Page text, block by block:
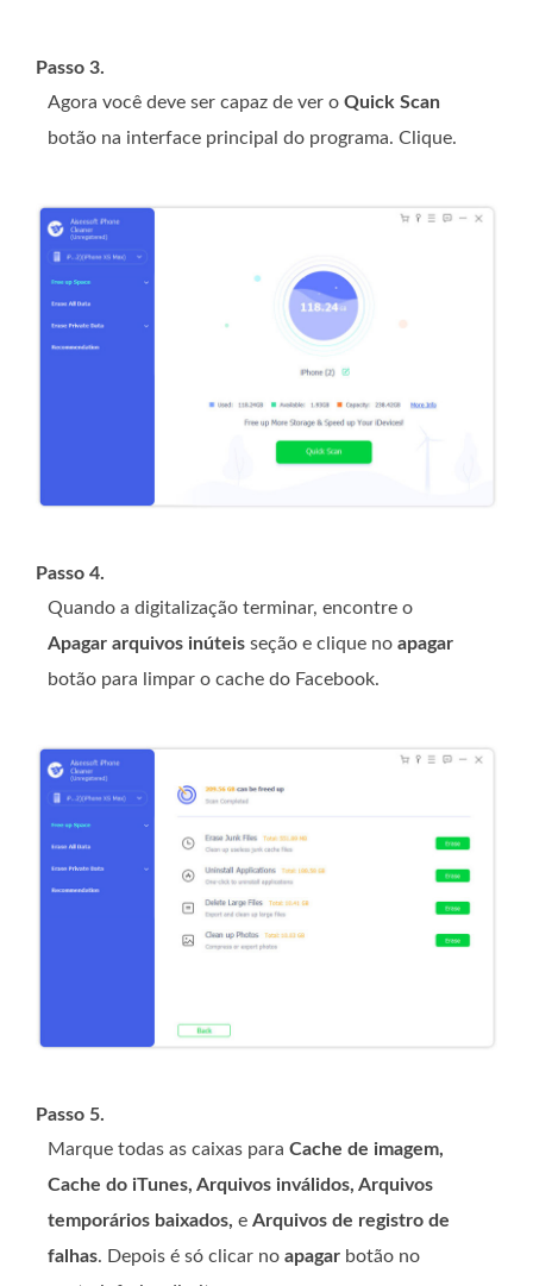
Passo 3.
Agora você deve ser capaz de ver o Quick Scan
botão na interface principal do programa. Clique.
Passo 4.
Quando a digitalização terminar, encontre o
Apagar arquivos inúteis seção e clique no apagar
botão para limpar o cache do Facebook.
Passo 5.
Marque todas as caixas para Cache de imagem,
Cache do iTunes, Arquivos inválidos, Arquivos
temporários baixados, e Arquivos de registro de
falhas. Depois é só clicar no apagar botão no